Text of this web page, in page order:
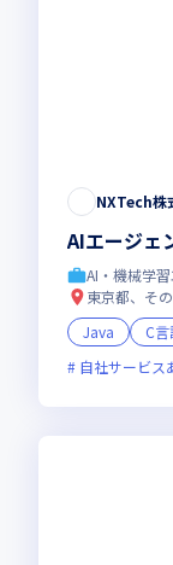
NXTech株
AIエージェ
AI・機械学
東京都、そ
Java
C
自社サービス